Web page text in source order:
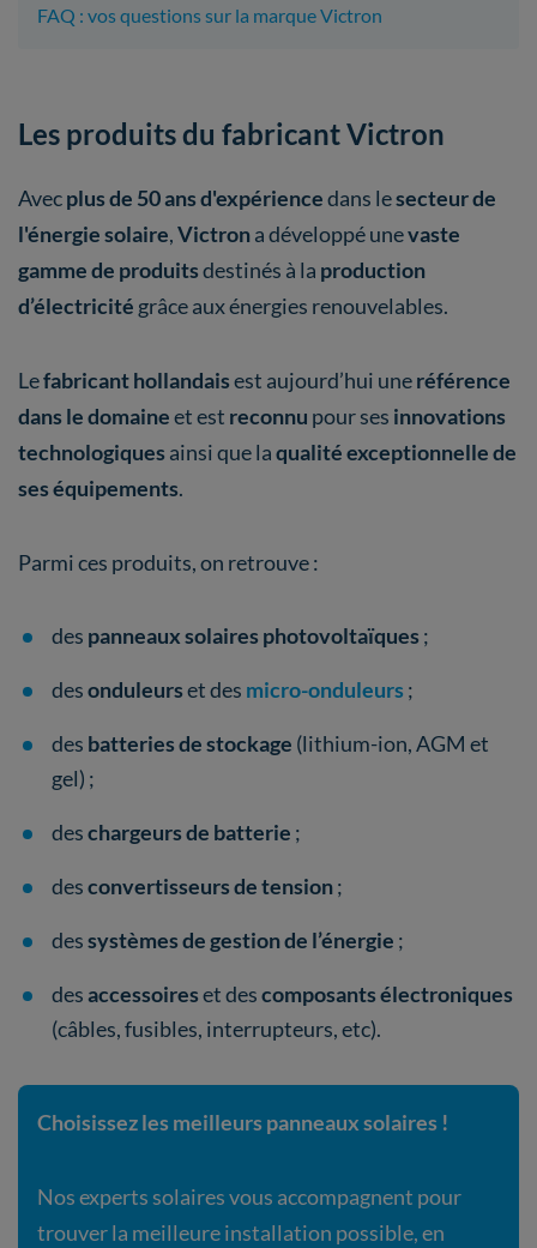
FAQ : vos questions sur la marque Victron
Les produits du fabricant Victron
Avecplus de 50 ans d'expériencedans lesecteur de
l'énergie solaire,Victrona développé unevaste
gamme de produitsdestinés à la production
d’électricité grâce aux énergies renouvelables.
Lefabricant hollandaisest aujourd’hui uneréférence
dans le domaineet est reconnu pour ses innovations
technologiques ainsi que laqualité exceptionnelle de
ses équipements.
Parmi ces produits, on retrouve :
des panneaux solaires photovoltaïques ;
desonduleurset des micro-onduleurs ;
des batteries de stockage (lithium-ion, AGM et
gel) ;
deschargeurs de batterie ;
desconvertisseurs de tension;
dessystèmes de gestion de l’énergie ;
desaccessoireset descomposants électroniques
(câbles, fusibles, interrupteurs, etc).
Choisissez les meilleurs panneaux solaires !
Nos experts solaires vous accompagnent pour
trouver la meilleure installation possible, en